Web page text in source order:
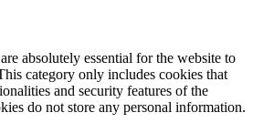
absolutely essential for the website to
category only includes cookies that
and security features of the
do not store any personal information.